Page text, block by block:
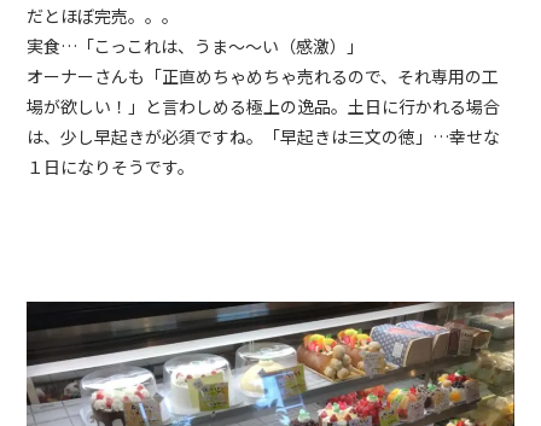
だとほぼ完売。。。
実食…「こっこれは、うま〜〜い（感激）」
オーナーさんも「正直めちゃめちゃ売れるので、それ専用の工
場が欲しい！」と言わしめる極上の逸品。土日に行かれる場合
は、少し早起きが必須ですね。「早起きは三文の徳」…幸せな
１日になりそうです。